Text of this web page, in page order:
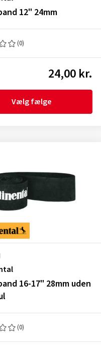
12" 24mm
(0)
24,00 kr.
Vælg fælge
16-17" 28mm uden
(0)